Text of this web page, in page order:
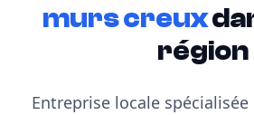
murs creux
région
Entreprise locale spécialisée